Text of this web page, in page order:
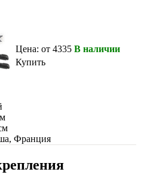
Цена: от 4335 В наличии
Купить
Франция